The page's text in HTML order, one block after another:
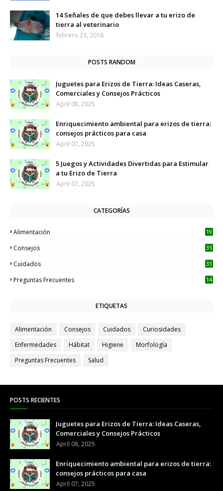
14 Señales de que debes llevar a tu erizo de
tierra al veterinario
febrero 23, 2018
POSTS RANDOM
Juguetes para Erizos de Tierra: Ideas Caseras,
Comerciales y Consejos Prácticos
April 08, 2025
Enriquecimiento ambiental para erizos de tierra:
consejos prácticos para casa
April 07, 2025
5 Juegos y Actividades Divertidas para Estimular
a tu Erizo de Tierra
April 07, 2025
CATEGORÍAS
Alimentación 19
Consejos 35
Cuidados 33
Preguntas Frecuentes 14
ETIQUETAS
Alimentación Consejos Cuidados
Curiosidades
Enfermedades
Hábitat Higiene
Morfología
Preguntas Frecuentes
Salud
POSTS RECIENTES
Juguetes para Erizos de Tierra: Ideas Caseras,
Comerciales y Consejos Prácticos
April 08, 2025
Enriquecimiento ambiental para erizos de tierra:
consejos prácticos para casa
April 07, 2025